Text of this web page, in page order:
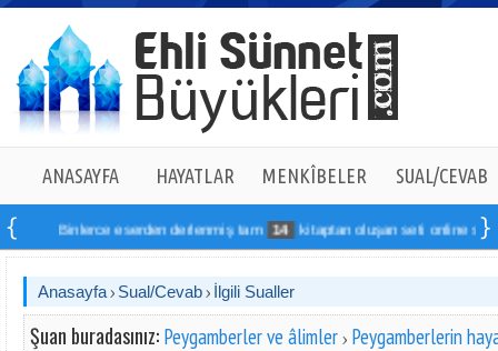
ANASAYFA HAYATLAR MENKÎBELER SUAL/CEVAB
Binlerce eserden derlenmiş tam 14 kitaptan oluşan seti online sipariş
Anasayfa Sual/Cevab İlgili Sualler
Şuan buradasınız: Peygamberler ve âlimler Peygamberlerin